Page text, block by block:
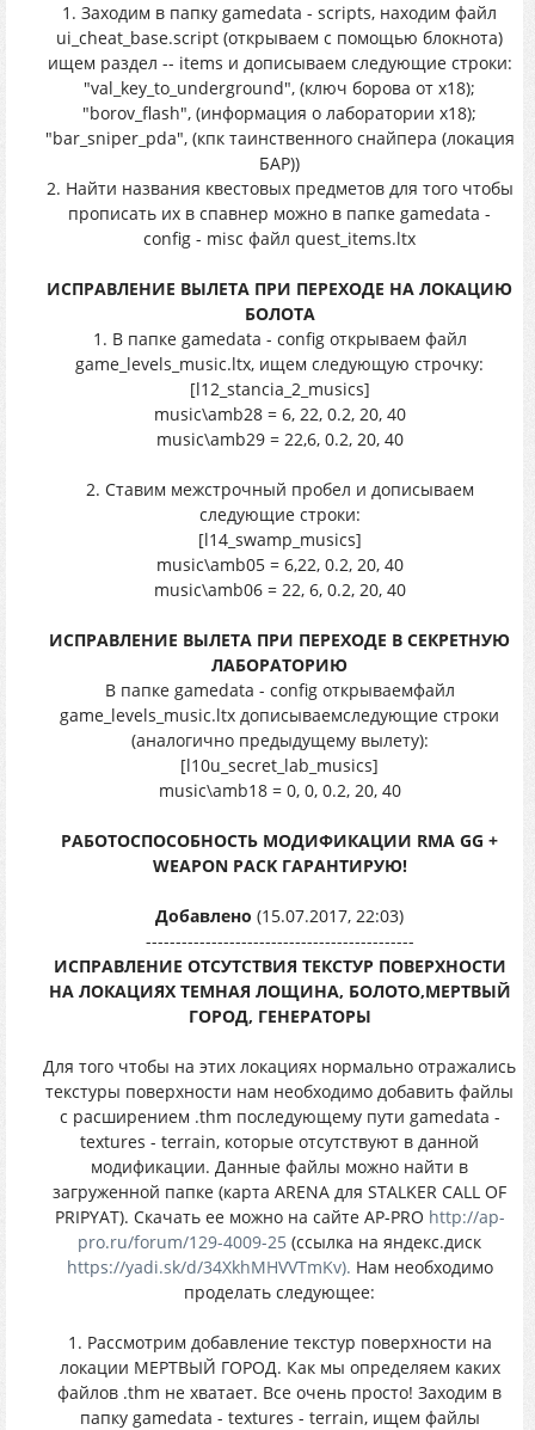
1. Заходим в папку gamedata - scripts, находим файл
ui_cheat_base.script (открываем с помощью блокнота)
ищем раздел -- items и дописываем следующие строки:
"val_key_to_underground", (ключ борова от x18);
"borov_flash", (информация о лаборатории x18);
"bar_sniper_pda", (кпк таинственного снайпера (локация
БАР))
2. Найти названия квестовых предметов для того чтобы
прописать их в спавнер можно в папке gamedata -
config - misc файл quest_items.ltx
ИСПРАВЛЕНИЕ ВЫЛЕТА ПРИ ПЕРЕХОДЕ НА ЛОКАЦИЮ
БОЛОТА
1. В папке gamedata - config открываем файл
game_levels_music.ltx, ищем следующую строчку:
[l12_stancia_2_musics]
music\amb28 = 6, 22, 0.2, 20, 40
music\amb29 = 22,6, 0.2, 20, 40
2. Ставим межстрочный пробел и дописываем
следующие строки:
[l14_swamp_musics]
music\amb05 = 6,22, 0.2, 20, 40
music\amb06 = 22, 6, 0.2, 20, 40
ИСПРАВЛЕНИЕ ВЫЛЕТА ПРИ ПЕРЕХОДЕ В СЕКРЕТНУЮ
ЛАБОРАТОРИЮ
В папке gamedata - config открываемфайл
game_levels_music.ltx дописываемследующие строки
(аналогично предыдущему вылету):
[l10u_secret_lab_musics]
music\amb18 = 0, 0, 0.2, 20, 40
РАБОТОСПОСОБНОСТЬ МОДИФИКАЦИИ RMA GG +
WEAPON PACK ГАРАНТИРУЮ!
Добавлено (15.07.2017, 22:03)
---------------------------------------------
ИСПРАВЛЕНИЕ ОТСУТСТВИЯ ТЕКСТУР ПОВЕРХНОСТИ
НА ЛОКАЦИЯХ ТЕМНАЯ ЛОЩИНА, БОЛОТО,МЕРТВЫЙ
ГОРОД, ГЕНЕРАТОРЫ
Для того чтобы на этих локациях нормально отражались
текстуры поверхности нам необходимо добавить файлы
с расширением .thm последующему пути gamedata -
textures - terrain, которые отсутствуют в данной
модификации. Данные файлы можно найти в
загруженной папке (карта ARENA для STALKER CALL OF
PRIPYAT). Скачать ее можно на сайте AP-PRO http://ap-
pro.ru/forum/129-4009-25 (ссылка на яндекс.диск
https://yadi.sk/d/34XkhMHVVTmKv). Нам необходимо
проделать следующее:
1. Рассмотрим добавление текстур поверхности на
локации МЕРТВЫЙ ГОРОД. Как мы определяем каких
файлов .thm не хватает. Все очень просто! Заходим в
папку gamedata - textures - terrain, ищем файлы